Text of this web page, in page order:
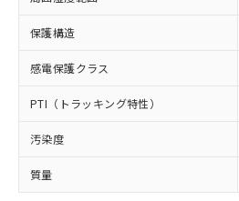
保護構造
感電保護クラス
PTI（トラッキング特性）
汚染度
質量
オムロン制御機器販
販売ネットワ
ください。
在庫状況および標準
事前の承諾なく第三者
示しないようお願い
マイパーツ機能（部
ビス）をご利用いた
メンバーズにご登録
但し、RoHS指令で産業用監視お
適用除外項目は除く。
フタル酸エステル類の４物質につ
図的な使用がないことを確認して
※2 対応予定月
部品在庫の切り替え状況
月が前後することがありま
DEHP(フタル酸ビス(2-エチルヘ
※2 環境保護使用期限
「ｅ」：有害物質（10物質
準値以下であることを示し
「10」：通常の使用状況
質が外部に漏えいし、環
及ぼさない年数を意味しま
当社は貴社製品を、
ル、化学兵器、生物
武器並びにこれらの
使用いたしません。
当社は、貴社製品を
場合は、上記1、2お
該第三者に通知しま
販売先および販売に
法に輸出するおそれ
り引きをいたしませ
在庫なし(最新の
いては、お客様
たはお客様担当
機器販売店・当
認ください)
受注生産機種、
情報を公開して